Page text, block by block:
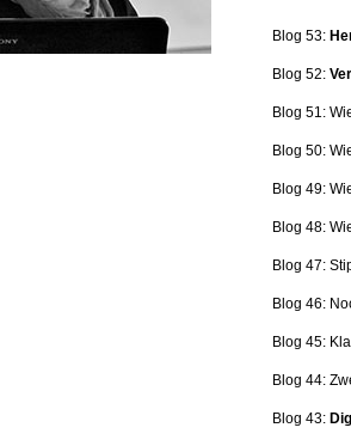
Blog 53:
Blog 52:
Blog 51:
Blog 50:
Blog 49:
Blog 48:
Blog 47:
Blog 46:
Blog 45:
Blog 44:
Blog 43: